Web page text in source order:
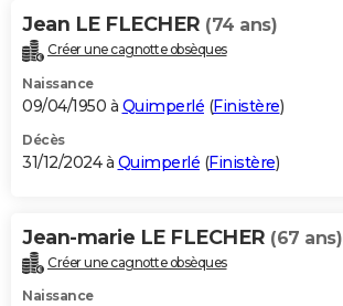
Jean LE FLECHER (74 ans)
Créer une cagnotte obsèques
Naissance
09/04/1950 à Quimperlé (Finistère)
Décès
31/12/2024 à Quimperlé (Finistère)
Jean-marie LE FLECHER (67 ans)
Créer une cagnotte obsèques
Naissance